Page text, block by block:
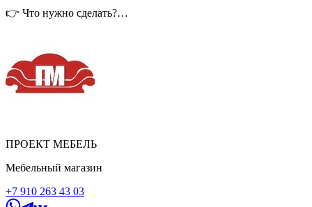
👉 Что нужно сделать?
👉 Что получают друзья?
Подарок — 1000 бонусов на первую покупку в любом из
1000 баллов + до 3% с каждого чека по вашей рекомендации.
Мебель» и тм «Аскона» или меняйте на призы в оранжевой
ПРОЕКТ МЕБЕЛЬ
Мебельный магазин
+7 910 263 43 03